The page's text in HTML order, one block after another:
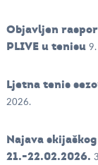
Objavljen
PLIVE u tenisu 9.
Ljetna tenis
2026.
Najava
21.-22.02.2026.